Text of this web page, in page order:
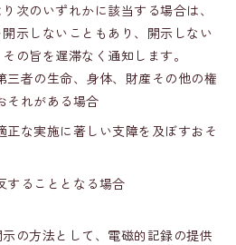
次のいずれかに該当する場合は、
示しないこともあり、開示しない
の旨を遅滞なく通知します。
三者の生命、身体、財産その他の権
それがある場合
正な実施に著しい支障を及ぼすおそ
することとなる場合
の方法として、電磁的記録の提供